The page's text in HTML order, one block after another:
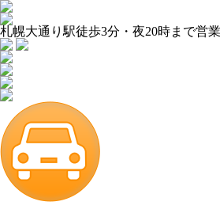
札幌大通り駅徒歩3分・夜20時まで営